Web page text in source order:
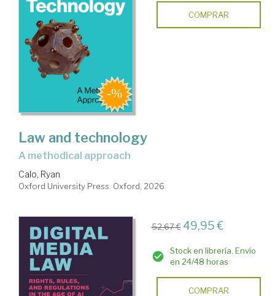
COMPRAR
Law and technology
a methodical approach
Calo, Ryan
Oxford University Press. Oxford, 2026
52,67 € 49,95 €
Stock en librería. Envío
en 24/48 horas
COMPRAR